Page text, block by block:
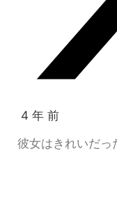
4 年 前
彼女はきれいだっ